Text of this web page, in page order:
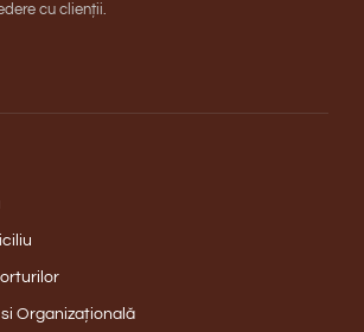
cu clienții.
Organizațională